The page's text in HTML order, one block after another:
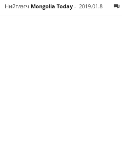
Нийтлэгч Mongolia Today - 2019.01.8